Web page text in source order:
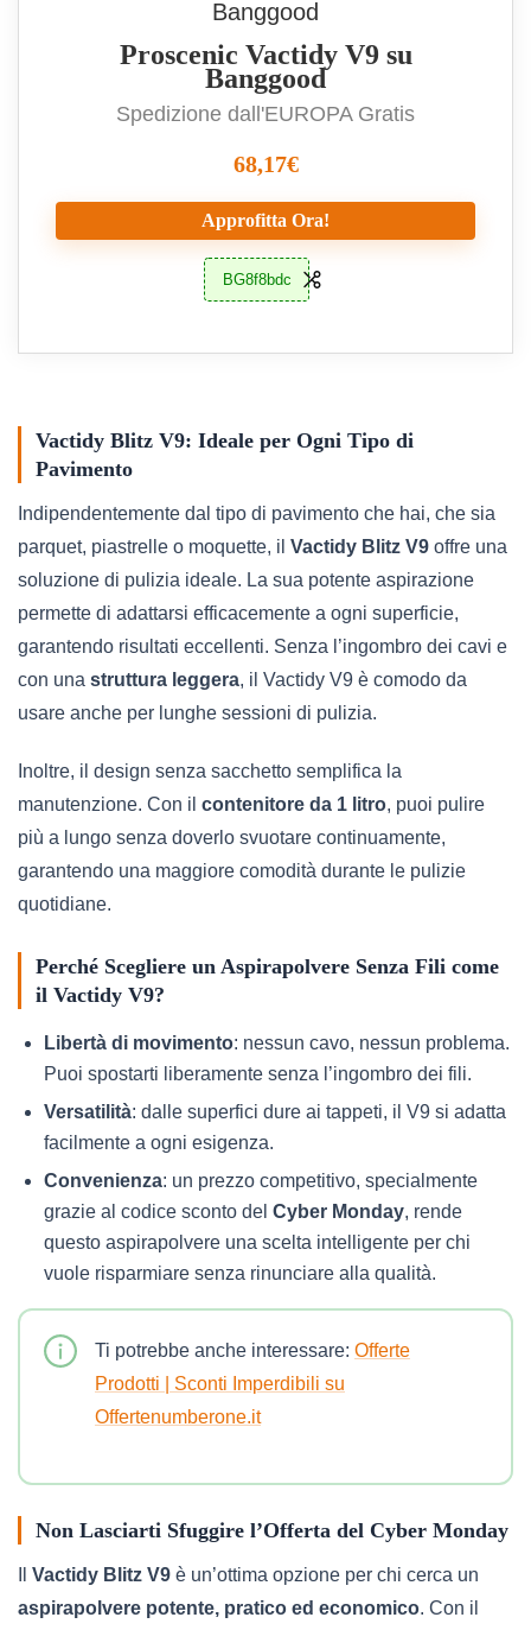
Proscenic Vactidy V9 su
Banggood
Spedizione dall'EUROPA Gratis
68,17€
Approfitta Ora!
BG8f8bdc
Vactidy Blitz V9: Ideale per Ogni Tipo di
Pavimento
Indipendentemente dal tipo di pavimento che hai, che sia
parquet, piastrelle o moquette, il Vactidy Blitz V9 offre una
soluzione di pulizia ideale. La sua potente aspirazione
permette di adattarsi efficacemente a ogni superficie,
garantendo risultati eccellenti. Senza l’ingombro dei cavi e
con una struttura leggera, il Vactidy V9 è comodo da
usare anche per lunghe sessioni di pulizia.
Inoltre, il design senza sacchetto semplifica la
manutenzione. Con il contenitore da 1 litro, puoi pulire
più a lungo senza doverlo svuotare continuamente,
garantendo una maggiore comodità durante le pulizie
quotidiane.
Perché Scegliere un Aspirapolvere Senza Fili come
il Vactidy V9?
Libertà di movimento: nessun cavo, nessun problema.
Puoi spostarti liberamente senza l’ingombro dei fili.
Versatilità: dalle superfici dure ai tappeti, il V9 si adatta
facilmente a ogni esigenza.
Convenienza: un prezzo competitivo, specialmente
grazie al codice sconto del Cyber Monday, rende
questo aspirapolvere una scelta intelligente per chi
vuole risparmiare senza rinunciare alla qualità.
Ti potrebbe anche interessare: Offerte
Prodotti | Sconti Imperdibili su
Offertenumberone.it
Non Lasciarti Sfuggire l’Offerta del Cyber Monday
Vactidy Blitz V9 è un’ottima opzione per chi cerca un
aspirapolvere potente, pratico ed economico. Con il